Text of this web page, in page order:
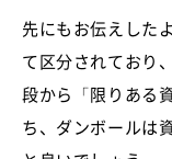
先にもお伝えした
て区分されており
段から「限りある
ち、ダンボールは